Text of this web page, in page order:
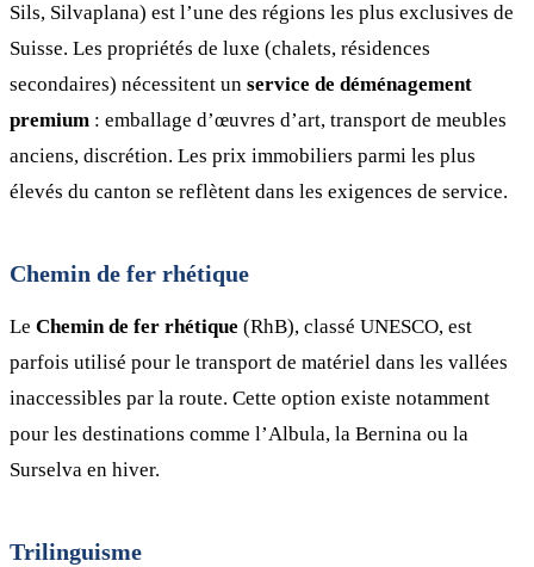
Sils, Silvaplana) est l’une des régions les plus exclusives de
Suisse. Les propriétés de luxe (chalets, résidences
secondaires) nécessitent un service de déménagement
premium : emballage d’œuvres d’art, transport de meubles
anciens, discrétion. Les prix immobiliers parmi les plus
élevés du canton se reflètent dans les exigences de service.
Chemin de fer rhétique
Le Chemin de fer rhétique (RhB), classé UNESCO, est
parfois utilisé pour le transport de matériel dans les vallées
inaccessibles par la route. Cette option existe notamment
pour les destinations comme l’Albula, la Bernina ou la
Surselva en hiver.
Trilinguisme